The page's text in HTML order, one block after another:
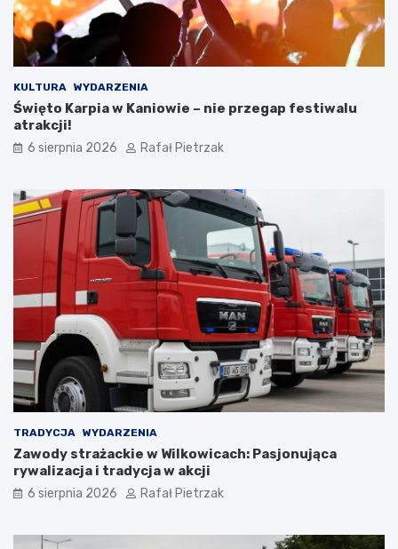
KULTURA WYDARZENIA
Święto Karpia w Kaniowie – nie przegap festiwalu
atrakcji!
6 sierpnia 2026 Rafał Pietrzak
TRADYCJA WYDARZENIA
Zawody strażackie w Wilkowicach: Pasjonująca
rywalizacja i tradycja w akcji
6 sierpnia 2026 Rafał Pietrzak